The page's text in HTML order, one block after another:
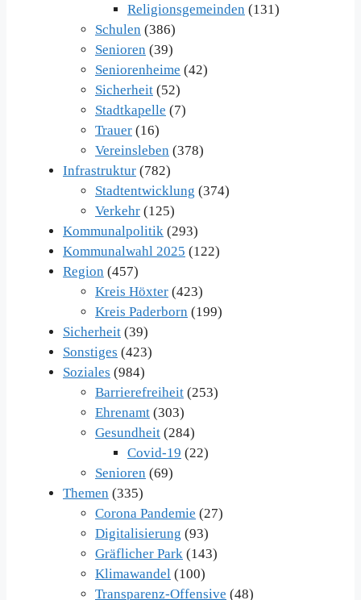
Religionsgemeinden (131)
Schulen (386)
Senioren (39)
Seniorenheime (42)
Sicherheit (52)
Stadtkapelle (7)
Trauer (16)
Vereinsleben (378)
Infrastruktur (782)
Stadtentwicklung (374)
Verkehr (125)
Kommunalpolitik (293)
Kommunalwahl 2025 (122)
Region (457)
Kreis Höxter (423)
Kreis Paderborn (199)
Sicherheit (39)
Sonstiges (423)
Soziales (984)
Barrierefreiheit (253)
Ehrenamt (303)
Gesundheit (284)
Covid-19 (22)
Senioren (69)
Themen (335)
Corona Pandemie (27)
Digitalisierung (93)
Gräflicher Park (143)
Klimawandel (100)
Transparenz-Offensive (48)